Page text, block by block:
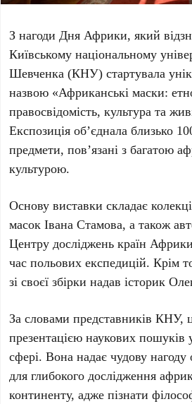
З нагодиДня Африки, який
Київському національному
Шевченка (КНУ) стартувала
назвою «Африканські маски:
правосвідомість, культура та
Експозиція об’єднала близько
предмети, пов’язані з багатою
культурою.
Основу виставки складає
масокІвана Стамова, а також
Центру досліджень країн
час польових експедицій. Крім
зі своєї збірки надав історик
За словами представників КНУ,
презентацією наукових пошуків
сфері. Вона надає чудову нагоду
для глибокого дослідження
континенту, адже пізнати